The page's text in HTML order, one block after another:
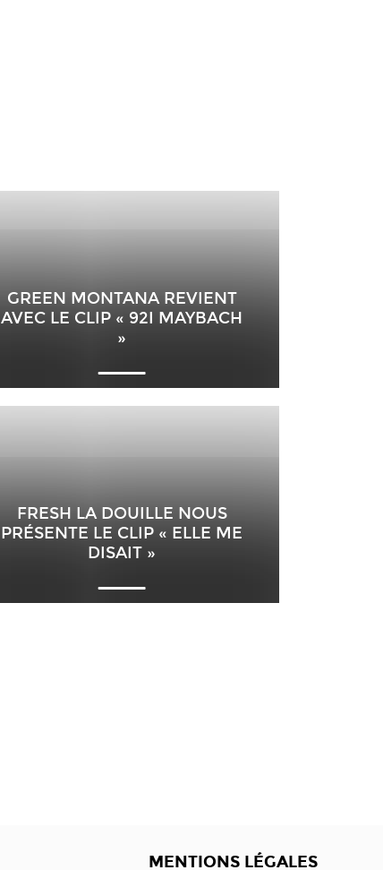
GREEN MONTANA REVIENT
AVEC LE CLIP « 92I MAYBACH
»
FRESH LA DOUILLE NOUS
PRÉSENTE LE CLIP « ELLE ME
DISAIT »
MENTIONS LÉGALES